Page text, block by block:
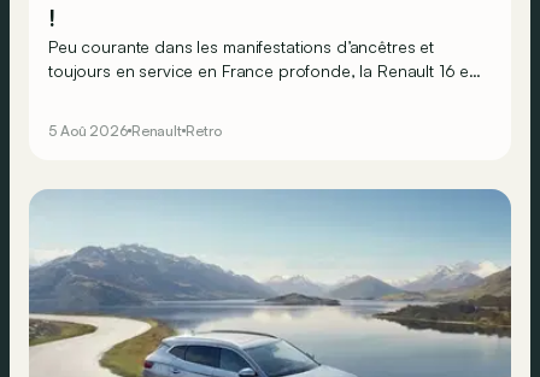
!
Peu courante dans les manifestations d’ancêtres et
toujours en service en France profonde, la Renault 16 est
5 Aoû 2026 Renault Retro